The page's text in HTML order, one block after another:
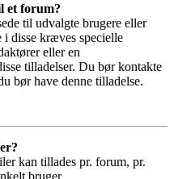
et forum?
til udvalgte brugere eller
disse kræves specielle
eller en
tilladelser. Du bør kontakte
bør have denne tilladelse.
kan tillades pr. forum, pr.
bruger.